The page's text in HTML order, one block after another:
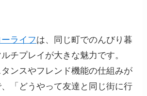
ライフは、同じ町でのんびり暮
チプレイが大きな魅力です。
ンスやフレンド機能の仕組みが
「どうやって友達と同じ街に行